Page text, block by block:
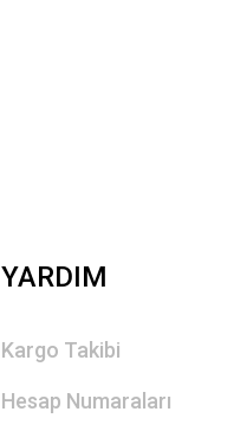
YARDIM
Kargo Takibi
Hesap Numaraları